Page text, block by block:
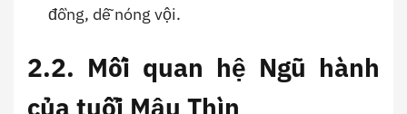
đồng, dễ nóng vội.
2.2. Mối quan hệ Ngũ hành